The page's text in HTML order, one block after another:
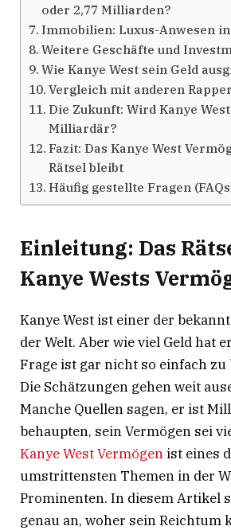
oder 2,77 Milliarden?
Immobilien: Luxus-Anwesen
Weitere Geschäfte und
Wie Kanye West sein Geld
Vergleich mit anderen
Die Zukunft: Wird Kanye
Milliardär?
Fazit: Das Kanye West
Rätsel bleibt
Häufig gestellte Fragen
Einleitung: Das
Kanye Wests
Kanye West ist einer der
der Welt. Aber wie viel Geld hat
Frage ist gar nicht so einfach zu
Die Schätzungen gehen weit
Manche Quellen sagen, er ist
behaupten, sein Vermögen sei
Kanye West Vermögen ist eines
umstrittensten Themen in der
Prominenten. In diesem Artikel
genau an, woher sein Reichtum